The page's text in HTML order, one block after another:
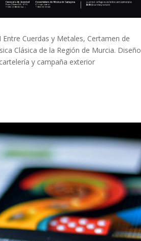
Entre Cuerdas y Metales, Certamen de
Clásica de la Región de Murcia. Diseño
y campaña exterior